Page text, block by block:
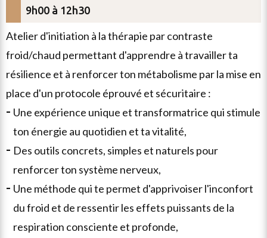
9h00 à 12h30
atelier d'initiation à la thérapie par contraste
froid/chaud permettant d'apprendre à travailler ta
résilience et à renforcer ton métabolisme par la mise en
place d'un protocole éprouvé et sécuritaire :
une expérience unique et transformatrice qui stimule
ton énergie au quotidien et ta vitalité,
des outils concrets, simples et naturels pour
renforcer ton système nerveux,
une méthode qui te permet d'apprivoiser l'inconfort
du froid et de ressentir les effets puissants de la
respiration consciente et profonde,